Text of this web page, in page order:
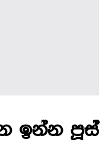
ඉන්න පූස්